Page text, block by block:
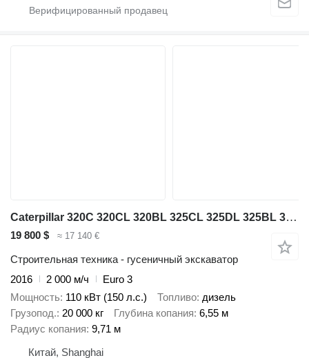
Caterpillar 320C 320CL 320BL 325CL 325DL 325BL 320C 320D
19 800 $ ≈ 17 140 €
Строительная техника - гусеничный экскаватор
2016
2 000 м/ч
Euro 3
Мощность 110 кВт (150 л.с.) Топливо дизель
Грузопод. 20 000 кг Глубина копания 6,55 м
Радиус копания 9,71 м
Китай, Shanghai